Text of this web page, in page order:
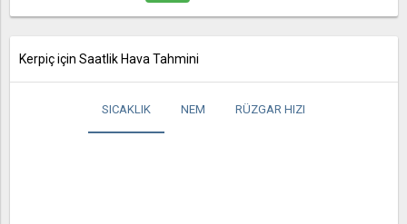
Kerpiç için Saatlik Hava Tahmini
SICAKLIK NEM RÜZGAR HIZI